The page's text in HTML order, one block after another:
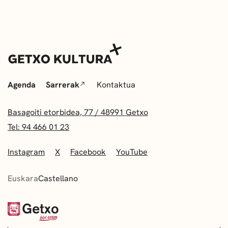
Agenda Sarrerak Kontaktua
Basagoiti etorbidea, 77 / 48991 Getxo
Tel: 94 466 01 23
Instagram X Facebook YouTube
EuskaraCastellano